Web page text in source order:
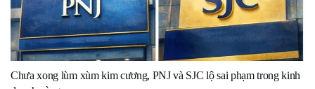
Chưa xong lùm xùm kim cương, PNJ và SJC lộ sai phạm trong kinh